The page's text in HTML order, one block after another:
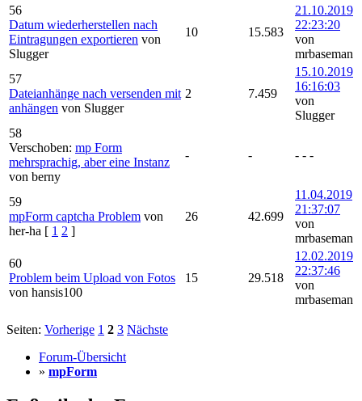
56
Datum wiederherstellen nach
Eintragungen exportieren von
Slugger
10 15.583
21.10.2019
22:23:20
von
mrbaseman
57
Dateianhänge nach versenden mit
anhängen von Slugger
2 7.459
15.10.2019
16:16:03
von
Slugger
58
Verschoben: mp Form
mehrsprachig, aber eine Instanz
von berny
- - - - -
59
mpForm captcha Problem von
her-ha [ 1 2 ]
26 42.699
11.04.2019
21:37:07
von
mrbaseman
60
Problem beim Upload von Fotos
von hansis100
15 29.518
12.02.2019
22:37:46
von
mrbaseman
Seiten: Vorherige 1 2 3 Nächste
Forum-Übersicht
» mpForm